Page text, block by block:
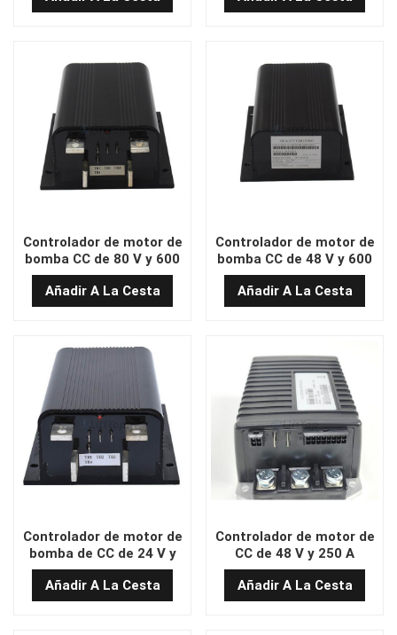
Controlador de motor de
bomba CC de 80 V y 600
A
STARP2680L600PG50S30B
Añadir A La Cesta
Controlador de motor de
bomba CC de 48 V y 600
A
STARP2648L600PG50S30B
Añadir A La Cesta
Controlador de motor de
bomba de CC de 24 V y
600 A
STARP2624L600PG50S30B
Añadir A La Cesta
Controlador de motor de
CC de 48 V y 250 A
(modelo 1515-5206)
Añadir A La Cesta